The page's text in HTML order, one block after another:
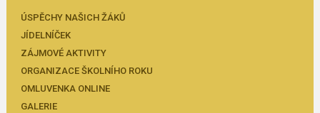
ÚSPĚCHY NAŠICH ŽÁKŮ
JÍDELNÍČEK
ZÁJMOVÉ AKTIVITY
ORGANIZACE ŠKOLNÍHO ROKU
OMLUVENKA ONLINE
GALERIE